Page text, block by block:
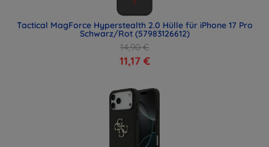
Tactical MagForce Hyperstealth 2.0 Hülle für iPhone 17 Pro
Schwarz/Rot (57983126612)
14,90 €
11,17 €